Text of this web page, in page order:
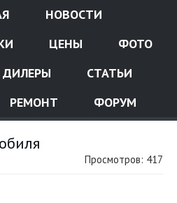
НОВОСТИ
ЦЕНЫ
ФОТО
ДИЛЕРЫ
СТАТЬИ
РЕМОНТ ФОРУМ
Просмотров: 417